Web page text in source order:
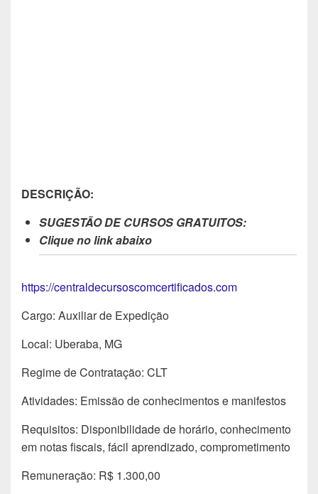
DESCRIÇÃO:
SUGESTÃO DE CURSOS GRATUITOS:
Clique no link abaixo
https://centraldecursoscomcertificados.com
Cargo: Auxiliar de Expedição
Local: Uberaba, MG
Regime de Contratação: CLT
Atividades: Emissão de conhecimentos e manifestos
Requisitos: Disponibilidade de horário, conhecimento
em notas fiscais, fácil aprendizado, comprometimento
Remuneração: R$ 1.300,00